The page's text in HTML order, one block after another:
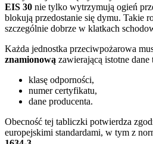
EIS 30 nie tylko wytrzymują ogień
blokują przedostanie się dymu. Takie
szczególnie dobrze w klatkach
Każda jednostka przeciwpożarowa
znamionową zawierającą istotne
klasę odporności,
numer certyfikatu,
dane producenta.
Obecność tej tabliczki potwierdza
europejskimi standardami, w tym z